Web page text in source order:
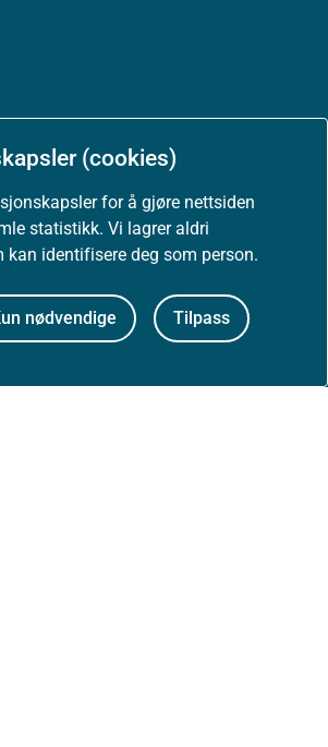
(cookies)
for å gjøre nettsiden
statistikk. Vi lagrer aldri
kan identifisere deg som person.
nødvendige Tilpass